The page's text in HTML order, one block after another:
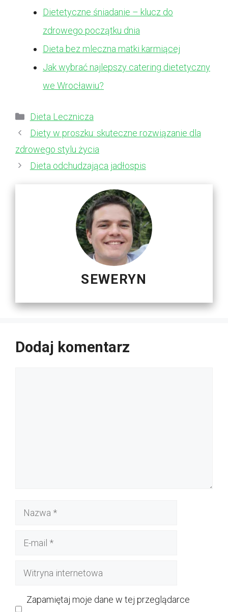
Dietetyczne śniadanie – klucz do
zdrowego początku dnia
Dieta bez mleczna matki karmiącej
Jak wybrać najlepszy catering dietetyczny
we Wrocławiu?
Kategorie
Dieta Lecznicza
Diety w proszku: skuteczne rozwiązanie dla
zdrowego stylu życia
Dieta odchudzająca jadłospis
SEWERYN
Dodaj komentarz
Nazwa
Witryna
Zapamiętaj moje dane w tej przeglądarce